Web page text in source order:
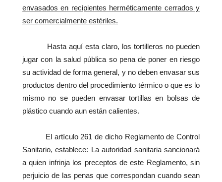
envasados en recipientes herméticamente cerrados y
ser comercialmente estériles.
Hasta aquí esta claro, los tortilleros no pueden
jugar con la salud pública so pena de poner en riesgo
su actividad de forma general, y no deben envasar sus
productos dentro del procedimiento térmico o que es lo
mismo no se pueden envasar tortillas en bolsas de
plástico cuando aun están calientes.
El artículo 261 de dicho Reglamento de Control
Sanitario, establece: La autoridad sanitaria sancionará
a quien infrinja los preceptos de este Reglamento, sin
perjuicio de las penas que correspondan cuando sean